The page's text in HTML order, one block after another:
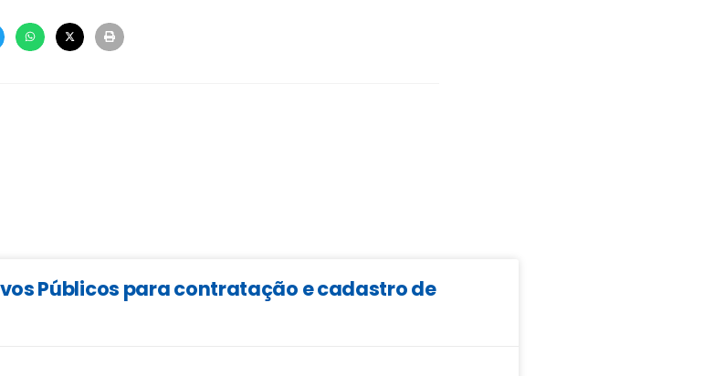
Públicos para contratação e cadastro de